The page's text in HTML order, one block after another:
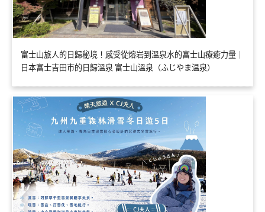
富士山旅人的日歸秘境！感受從熔岩到溫泉水的富士山療癒力量｜
日本富士吉田市的日歸溫泉 富士山溫泉（ふじやま温泉）